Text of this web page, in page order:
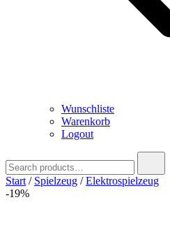
Wunschliste
Warenkorb
Logout
for:
Start / Spielzeug /Elektrospielzeug
-19%